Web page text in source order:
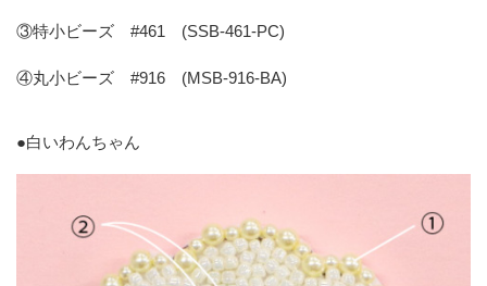
③特小ビーズ #461 (SSB-461-PC)
④丸小ビーズ #916 (MSB-916-BA)
●白いわんちゃん